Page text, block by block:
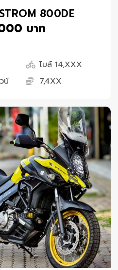
800DE
บาท
ไมล์ 14,XXX
น์
7,4XX